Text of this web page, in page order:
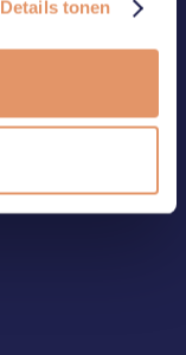
Details tonen